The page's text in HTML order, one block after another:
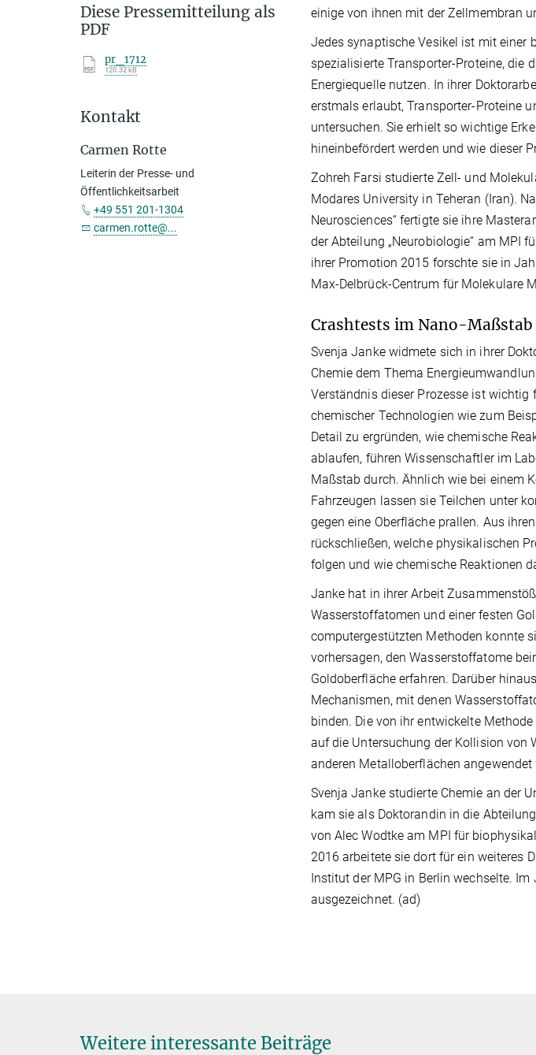
einige von ihnen mit der Zellmembran
Jedes synaptische Vesikel ist mit einer
spezialisierte Transporter-Proteine, die
Energiequelle nutzen. In ihrer
erstmals erlaubt, Transporter-Proteine
untersuchen. Sie erhielt so wichtige
hineinbefördert werden und wie dieser
Zohreh Farsi studierte Zell- und
Modares University in Teheran (Iran).
Neurosciences“ fertigte sie ihre
der Abteilung „Neurobiologie“ am MPI
ihrer Promotion 2015 forschte sie in
Max-Delbrück-Centrum für Molekulare
Crashtests im Nano-Maßstab
Svenja Janke widmete sich in ihrer
Chemie dem Thema
Verständnis dieser Prozesse ist wichtig
chemischer Technologien wie zum
Detail zu ergründen, wie chemische
ablaufen, führen Wissenschaftler im
Maßstab durch. Ähnlich wie bei einem
Fahrzeugen lassen sie Teilchen unter
gegen eine Oberfläche prallen. Aus
rückschließen, welche physikalischen
folgen und wie chemische Reaktionen
Janke hat in ihrer Arbeit
Wasserstoffatomen und einer festen
computergestützten Methoden konnte
vorhersagen, den Wasserstoffatome
Goldoberfläche erfahren. Darüber
Mechanismen, mit denen
binden. Die von ihr entwickelte
auf die Untersuchung der Kollision von
anderen Metalloberflächen angewendet
Svenja Janke studierte Chemie an der
kam sie als Doktorandin in die
von Alec Wodtke am MPI für
2016 arbeitete sie dort für ein weiteres
Institut der MPG in Berlin wechselte.
ausgezeichnet. (ad)
Diese Pressemitteilung als
PDF
pr_1712
120.32 kB
Kontakt
Carmen Rotte
Leiterin der Presse- und
Öffentlichkeitsarbeit
+49 551 201-1304
carmen.rotte@...
Weitere interessante Beiträge